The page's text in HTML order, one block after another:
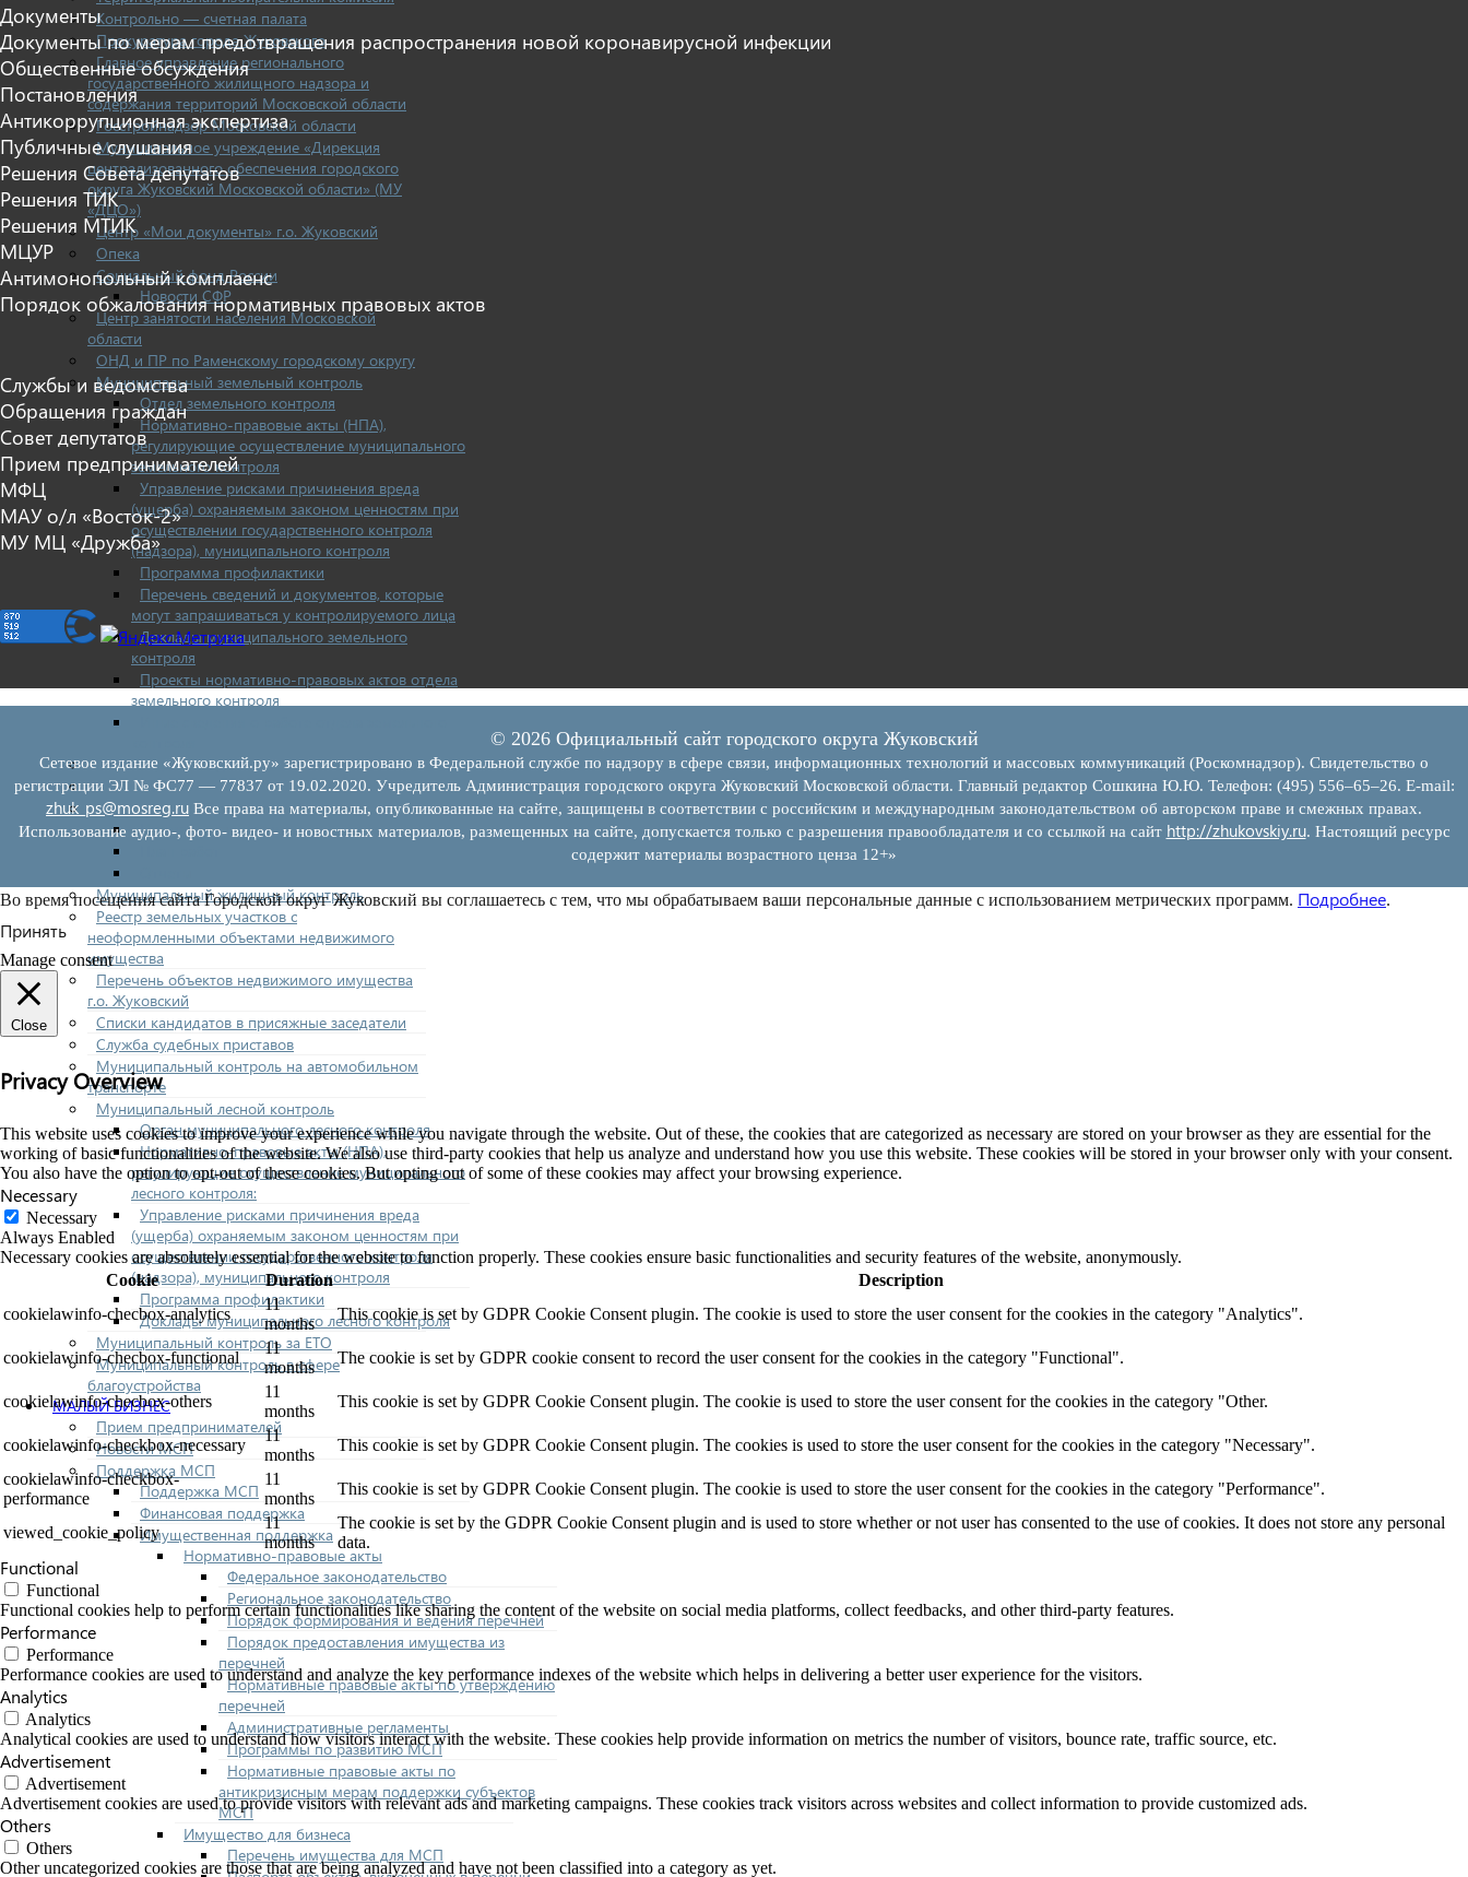
Контрольно — счетная палата
Прокуратура города Жуковского
Главное управление регионального
государственного жилищного надзора и
содержания территорий Московской области
Госстройнадзор Московской области
Муниципальное учреждение «Дирекция
централизованного обеспечения городского
округа Жуковский Московской области» (МУ
«ДЦО»)
Центр «Мои документы» г.о. Жуковский
Опека
Социальный фонд России
Новости СФР
Центр занятости населения Московской
области
ОНД и ПР по Раменскому городскому округу
Муниципальный земельный контроль
Отдел земельного контроля
Нормативно-правовые акты (НПА),
регулирующие осуществление муниципального
земельного контроля
Управление рисками причинения вреда
(ущерба) охраняемым законом ценностям при
осуществлении государственного контроля
(надзора), муниципального контроля
Программа профилактики
Перечень сведений и документов, которые
могут запрашиваться у контролируемого лица
Доклады муниципального земельного
контроля
Проекты нормативно-правовых актов отдела
земельного контроля
Бюджет для граждан
Росреестр
Муниципальный финансовый контроль
Нормативные документы
Муниципальный жилищный контроль
Реестр земельных участков с
неоформленными объектами недвижимого
имущества
Перечень объектов недвижимого имущества
г.о. Жуковский
Списки кандидатов в присяжные заседатели
Служба судебных приставов
Муниципальный контроль на автомобильном
транспорте
Муниципальный лесной контроль
Орган муниципального лесного контроля
Нормативно-правовые акты (НПА),
регулирующие осуществление муниципального
лесного контроля:
Управление рисками причинения вреда
(ущерба) охраняемым законом ценностям при
осуществлении государственного контроля
(надзора), муниципального контроля
Программа профилактики
Доклады муниципального лесного контроля
Муниципальный контроль за ЕТО
Муниципальный контроль в сфере
благоустройства
МАЛЫЙ БИЗНЕС
Прием предпринимателей
Новости МСП
Поддержка МСП
Поддержка МСП
Финансовая поддержка
Имущественная поддержка
Нормативно-правовые акты
Федеральное законодательство
Региональное законодательство
Порядок формирования и ведения перечней
Порядок предоставления имущества из
перечней
Нормативные правовые акты по утверждению
перечней
Административные регламенты
Программы по развитию МСП
Нормативные правовые акты по
антикризисным мерам поддержки субъектов
МСП
Имущество для бизнеса
Перечень имущества для МСП
Документы
Документы по мерам предотвращения распространения новой коронавирусной инфекции
Общественные обсуждения
Постановления
Антикоррупционная экспертиза
Публичные слушания
Решения Совета депутатов
Решения ТИК
Решения МТИК
МЦУР
Антимонопольный комплаенс
Порядок обжалования нормативных правовых актов
Службы и ведомства
Обращения граждан
Совет депутатов
Прием предпринимателей
МФЦ
МАУ о/л «Восток-2»
МУ МЦ «Дружба»
© 2026 Официальный сайт городского округа Жуковский
Сетевое издание «Жуковский.ру» зарегистрировано в Федеральной службе по надзору в сфере связи, информационных технологий и массовых коммуникаций (Роскомнадзор). Свидетельство о
регистрации ЭЛ № ФС77 — 77837 от 19.02.2020. Учредитель Администрация городского округа Жуковский Московской области. Главный редактор Сошкина Ю.Ю. Телефон: (495) 556–65–26. E‑mail:
zhuk_ps@mosreg.ru Все права на материалы, опубликованные на сайте, защищены в соответствии с российским и международным законодательством об авторском праве и смежных правах.
Использование аудио-, фото- видео- и новостных материалов, размещенных на сайте, допускается только с разрешения правообладателя и со ссылкой на сайт http://zhukovskiy.ru. Настоящий ресурс
содержит материалы возрастного ценза 12+»
Во время посещения сайта Городской округ Жуковский вы соглашаетесь с тем, что мы обрабатываем ваши персональные данные с использованием метрических программ. Подробнее.
Принять
Manage consent
Close
Privacy Overview
This website uses cookies to improve your experience while you navigate through the website. Out of these, the cookies that are categorized as necessary are stored on your browser as they are essential for the
working of basic functionalities of the website. We also use third-party cookies that help us analyze and understand how you use this website. These cookies will be stored in your browser only with your consent.
You also have the option to opt-out of these cookies. But opting out of some of these cookies may affect your browsing experience.
Necessary
Necessary
Always Enabled
Necessary cookies are absolutely essential for the website to function properly. These cookies ensure basic functionalities and security features of the website, anonymously.
Cookie
Duration
Description
cookielawinfo-checbox-analytics
11
months
This cookie is set by GDPR Cookie Consent plugin. The cookie is used to store the user consent for the cookies in the category "Analytics".
cookielawinfo-checbox-functional
11
months
The cookie is set by GDPR cookie consent to record the user consent for the cookies in the category "Functional".
cookielawinfo-checbox-others
11
months
This cookie is set by GDPR Cookie Consent plugin. The cookie is used to store the user consent for the cookies in the category "Other.
cookielawinfo-checkbox-necessary
11
months
This cookie is set by GDPR Cookie Consent plugin. The cookies is used to store the user consent for the cookies in the category "Necessary".
cookielawinfo-checkbox-
performance
11
months
This cookie is set by GDPR Cookie Consent plugin. The cookie is used to store the user consent for the cookies in the category "Performance".
viewed_cookie_policy
11
months
The cookie is set by the GDPR Cookie Consent plugin and is used to store whether or not user has consented to the use of cookies. It does not store any personal
data.
Functional
Functional
Functional cookies help to perform certain functionalities like sharing the content of the website on social media platforms, collect feedbacks, and other third-party features.
Performance
Performance
Performance cookies are used to understand and analyze the key performance indexes of the website which helps in delivering a better user experience for the visitors.
Analytics
Analytics
Analytical cookies are used to understand how visitors interact with the website. These cookies help provide information on metrics the number of visitors, bounce rate, traffic source, etc.
Advertisement
Advertisement
Advertisement cookies are used to provide visitors with relevant ads and marketing campaigns. These cookies track visitors across websites and collect information to provide customized ads.
Others
Others
Other uncategorized cookies are those that are being analyzed and have not been classified into a category as yet.